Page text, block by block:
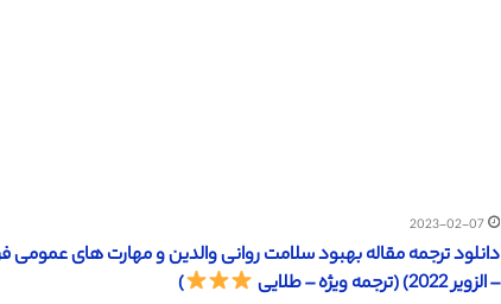
2023-02-07
دانلود ترجمه مقاله بهبود سلامت روانی والدین و مهارت های
– الزویر 2022) (ترجمه ویژه – طلایی
)